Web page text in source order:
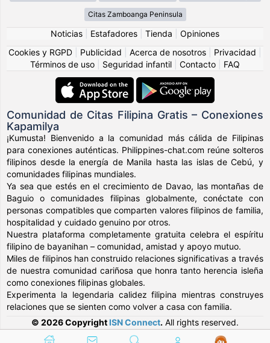
Citas Zamboanga Peninsula
Noticias Estafadores Tienda
Opiniones
Cookies y RGPD
Publicidad Acerca de nosotros Privacidad
Términos de uso
Seguridad infantil Contacto FAQ
Comunidad de Citas Filipina Gratis – Conexiones
Kapamilya
¡Kumusta! Bienvenido a la comunidad más cálida de Filipinas
para conexiones auténticas. Philippines-chat.com reúne solteros
filipinos desde la energía de Manila hasta las islas de Cebú, y
comunidades filipinas mundiales.
Ya sea que estés en el crecimiento de Davao, las montañas de
Baguio o comunidades filipinas globalmente, conéctate con
personas compatibles que comparten valores filipinos de familia,
hospitalidad y cuidado genuino por otros.
Nuestra plataforma completamente gratuita celebra el espíritu
filipino de bayanihan – comunidad, amistad y apoyo mutuo.
Miles de filipinos han construido relaciones significativas a través
de nuestra comunidad cariñosa que honra tanto herencia isleña
como conexiones filipinas globales.
Experimenta la legendaria calidez filipina mientras construyes
relaciones que se sienten como volver a casa con familia.
© 2026 Copyright ISN Connect. All rights reserved.